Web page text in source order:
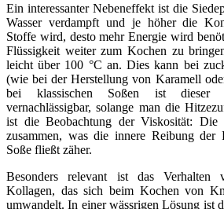
Ein interessanter Nebeneffekt ist die
Wasser verdampft und je höher die
Stoffe wird, desto mehr Energie wird
Flüssigkeit weiter zum Kochen zu
leicht über 100 °C an. Dies kann bei
(wie bei der Herstellung von Karamell
bei klassischen Soßen ist dieser
vernachlässigbar, solange man die
ist die Beobachtung der Viskosität: Die
zusammen, was die innere Reibung der
Soße fließt zäher.
Besonders relevant ist das Verhalten
Kollagen, das sich beim Kochen von
umwandelt. In einer wässrigen Lösung ist